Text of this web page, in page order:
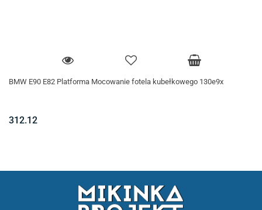
BMW E90 E82 Platforma Mocowanie fotela kubełkowego 130e9x
312.12